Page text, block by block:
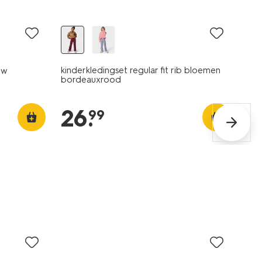
kinderkledingset regular fit rib bloemen
bordeauxrood
26.
99